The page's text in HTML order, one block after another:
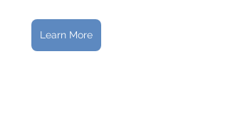
Learn More